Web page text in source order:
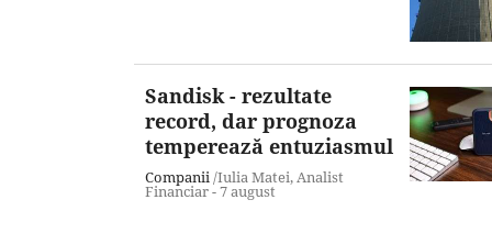
Sandisk - rezultate
record, dar prognoza
temperează entuziasmul
Companii /Iulia Matei, Analist
Financiar -7 august